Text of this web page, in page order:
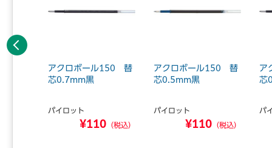
アクロボール150 替
芯0.7mm黒
パイロット
¥110 （税込）
アクロボール150 替
芯0.5mm黒
パイロット
¥110 （税込）
ア
芯
パ
前へ